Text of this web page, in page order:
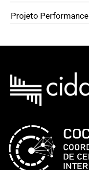
Projeto Performance